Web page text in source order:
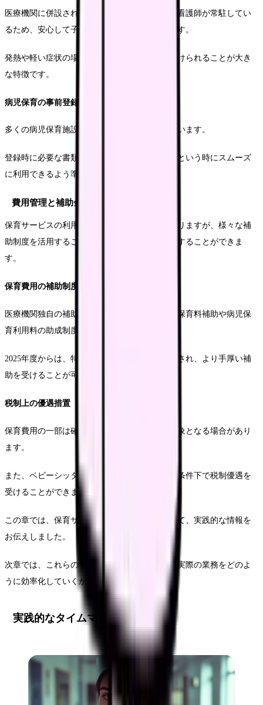
医療機関に併設された病児保育施設は、医師や看護師が常駐してい
るため、安心して子どもを預けることができます。
発熱や軽い症状の場合でも、専門的なケアを受けられることが大き
な特徴です。
病児保育の事前登録システム
多くの病児保育施設では事前登録制を採用しています。
登録時に必要な書類や予約方法を確認し、いざという時にスムーズ
に利用できるよう準備しておくことが重要です。
費用管理と補助金活用
保育サービスの利用には相応の費用が必要となりますが、様々な補
助制度を活用することで、経済的な負担を軽減することができま
す。
保育費用の補助制度
医療機関独自の補助制度に加え、自治体による保育料補助や病児保
育利用料の助成制度があります。
2025年度からは、特に看護師向けの支援が拡充され、より手厚い補
助を受けることが可能となっています。
税制上の優遇措置
保育費用の一部は確定申告時に医療費控除の対象となる場合があり
ます。
また、ベビーシッター費用についても、一定の条件下で税制優遇を
受けることができます。
この章では、保育サービスの選択と活用について、実践的な情報を
お伝えしました。
次章では、これらのサービスを活用しながら、実際の業務をどのよ
うに効率化していくかについてご説明します。
実践的なタイムマネジメント